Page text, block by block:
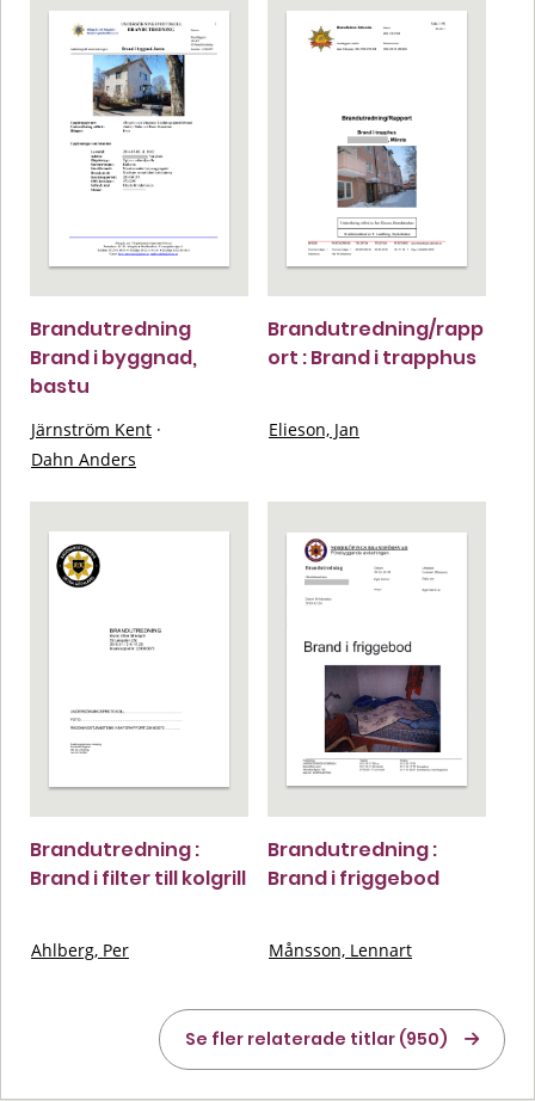
Brandutredning
Brand i byggnad,
bastu
Järnström Kent ·
Dahn Anders
Brandutredning/rapp
ort : Brand i trapphus
Elieson, Jan
Brandutredning :
Brand i filter till kolgrill
Ahlberg, Per
Brandutredning :
Brand i friggebod
Månsson, Lennart
Se fler relaterade titlar (950)